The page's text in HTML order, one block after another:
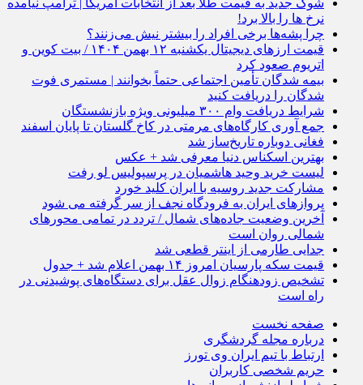
شوک جدید به قیمت طلا بعد از انتخابات آمریکا | ترامپ نیامده
نرخ ها را بالا برد!
چرا پشه‌ها برخی افراد را بیشتر نیش می‌زنند؟
قیمت ارز‌های دیجیتال یکشنبه ۱۲ بهمن ۱۴۰۴ / بیت کوین و
اتریوم صعود کرد
بیمه شدگان تأمین اجتماعی حتماً بخوانند | مستمری فوت
شدگان را دریافت کنید
شرایط دریافت وام ۳۰۰ میلیونی ویژه بازنشستگان
جمع آوری کارگاه‌های مرمتی در کاخ گلستان تا پایان اسفند
فغانی دوباره تاریخ‌ساز شد
بهترین اسکناس دنیا معرفی شد + عکس
لیست خرید وحید هاشمیان در پرسپولیس لو رفت
مشارکت جدید روسیه با ایران کلید خورد
پروازهای ایران به فرودگاه نجف از سر گرفته می شود
آخرین وضعیت جاده‌های شمال / تردد در تمامی محورهای
شمالی روان است
جدایی طارمی از اینتر قطعی شد
قیمت سکه پارسیان امروز ۱۴ بهمن اعلام شد + جدول
تشخیص زودهنگام زوال عقل برای دستگاه‌های پوشیدنی در
راه است
صفحه نخست
درباره مجله گردشگری
ارتباط با تیم ایران وی تورز
حریم شخصی کاربران